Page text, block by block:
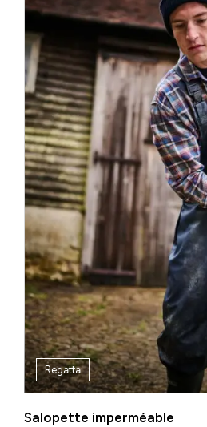
Regatta
Salopette imperméable